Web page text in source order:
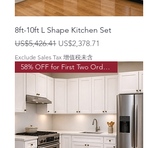
8ft-10ft L Shape Kitchen Set
一般價格
US$5,426.41 促銷價格
US$2,378.71
Exclude Sales Tax 增值税未含
58% OFF for First Two Order!